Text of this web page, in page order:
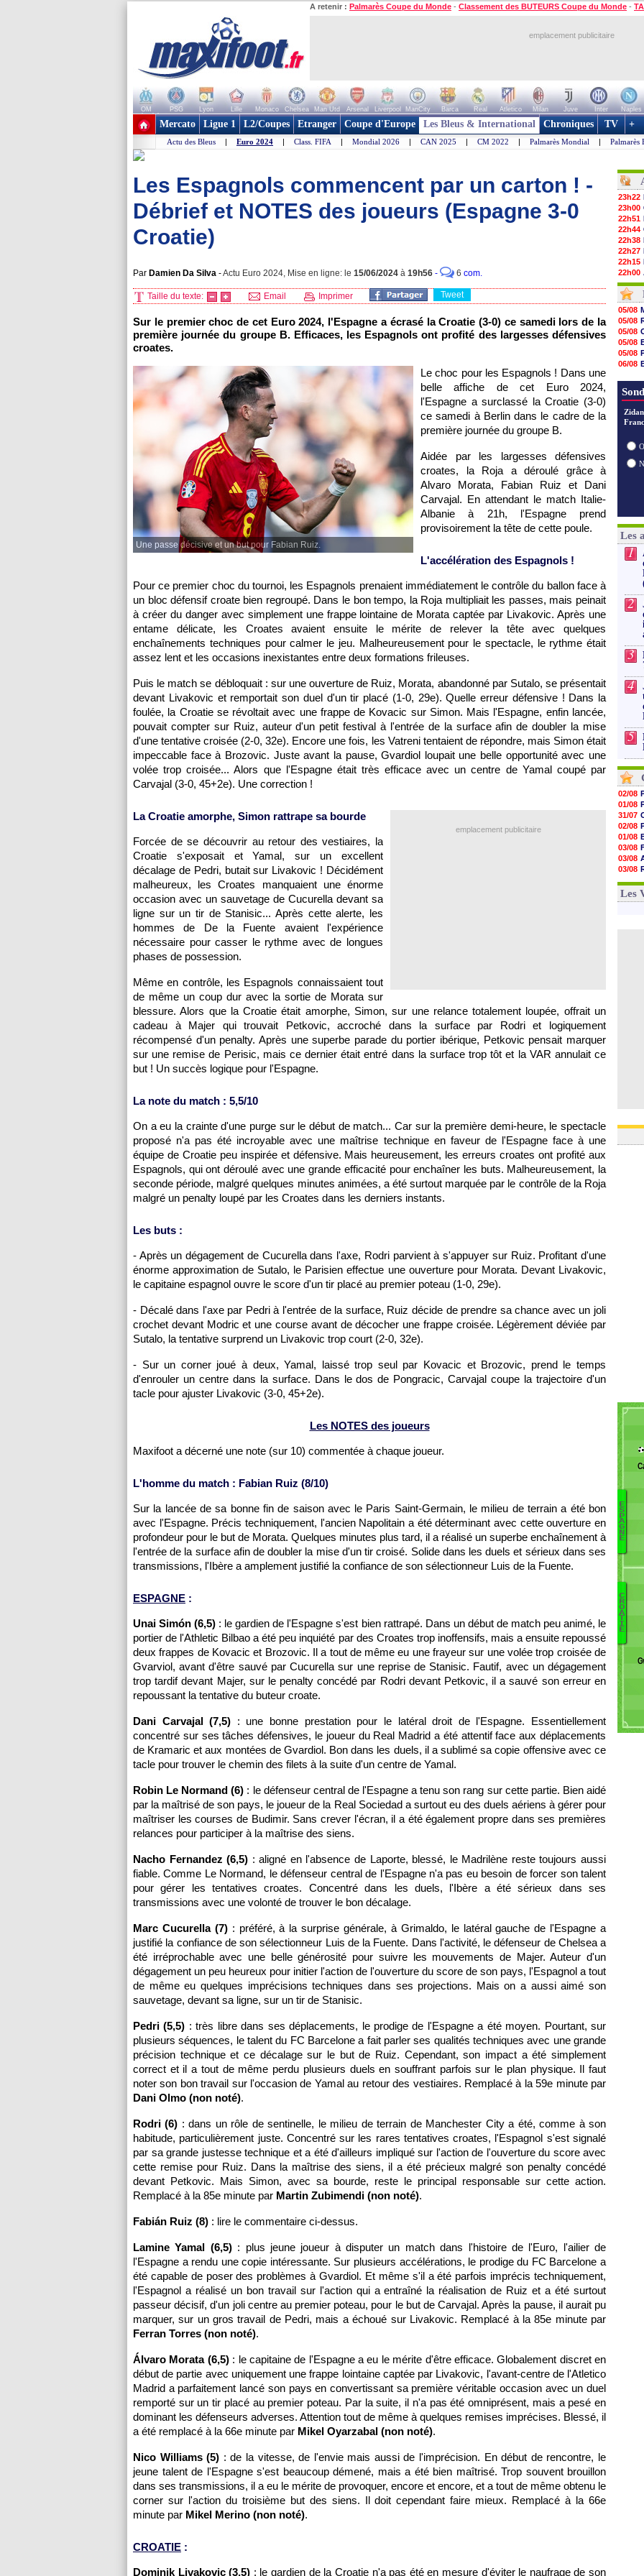
A retenir : Palmarès Coupe du Monde - Classement des BUTEURS Coupe du Monde -
emplacement publicitaire
OM PSG Lyon Lille Monaco Chelsea Man Utd Arsenal Liverpool ManCity Barca Real Atletico Milan Juve Inter Naples
+ de clubs
Mercato Ligue 1 L2/Coupes Etranger Coupe d'Europe Les Bleus & International Chroniques TV +
Actu des Bleus | Euro 2024 | Class. FIFA | Mondial 2026 | CAN 2025 | CM 2022 | Palmarès Mondial | Palmarès
Les Espagnols commencent par un carton ! -
Débrief et NOTES des joueurs (Espagne 3-0
Croatie)
Par Damien Da Silva -Actu Euro 2024, Mise en ligne: le 15/06/2024 à 19h56 - 6 com.
Taille du texte: Email Imprimer Tweet
Sur le premier choc de cet Euro 2024, l'Espagne a écrasé la Croatie (3-0) ce samedi lors de la
première journée du groupe B. Efficaces, les Espagnols ont profité des largesses défensives
croates.
Une passe décisive et un but pour Fabian Ruiz.
Le choc pour les Espagnols ! Dans une
belle affiche de cet Euro 2024,
l'Espagne a surclassé la Croatie (3-0)
ce samedi à Berlin dans le cadre de la
première journée du groupe B.
Aidée par les largesses défensives
croates, la Roja a déroulé grâce à
Alvaro Morata, Fabian Ruiz et Dani
Carvajal. En attendant le match Italie-
Albanie à 21h, l'Espagne prend
provisoirement la tête de cette poule.
L'accélération des Espagnols !
Pour ce premier choc du tournoi, les Espagnols prenaient immédiatement le contrôle du ballon face à
un bloc défensif croate bien regroupé. Dans le bon tempo, la Roja multipliait les passes, mais peinait
à créer du danger avec simplement une frappe lointaine de Morata captée par Livakovic. Après une
entame délicate, les Croates avaient ensuite le mérite de relever la tête avec quelques
enchaînements techniques pour calmer le jeu. Malheureusement pour le spectacle, le rythme était
assez lent et les occasions inexistantes entre deux formations frileuses.
Puis le match se débloquait : sur une ouverture de Ruiz, Morata, abandonné par Sutalo, se présentait
devant Livakovic et remportait son duel d'un tir placé (1-0, 29e). Quelle erreur défensive ! Dans la
foulée, la Croatie se révoltait avec une frappe de Kovacic sur Simon. Mais l'Espagne, enfin lancée,
pouvait compter sur Ruiz, auteur d'un petit festival à l'entrée de la surface afin de doubler la mise
d'une tentative croisée (2-0, 32e). Encore une fois, les Vatreni tentaient de répondre, mais Simon était
impeccable face à Brozovic. Juste avant la pause, Gvardiol loupait une belle opportunité avec une
volée trop croisée... Alors que l'Espagne était très efficace avec un centre de Yamal coupé par
Carvajal (3-0, 45+2e). Une correction !
emplacement publicitaire
La Croatie amorphe, Simon rattrape sa bourde
Forcée de se découvrir au retour des vestiaires, la
Croatie s'exposait et Yamal, sur un excellent
décalage de Pedri, butait sur Livakovic ! Décidément
malheureux, les Croates manquaient une énorme
occasion avec un sauvetage de Cucurella devant sa
ligne sur un tir de Stanisic... Après cette alerte, les
hommes de De la Fuente avaient l'expérience
nécessaire pour casser le rythme avec de longues
phases de possession.
Même en contrôle, les Espagnols connaissaient tout
de même un coup dur avec la sortie de Morata sur
blessure. Alors que la Croatie était amorphe, Simon, sur une relance totalement loupée, offrait un
cadeau à Majer qui trouvait Petkovic, accroché dans la surface par Rodri et logiquement
récompensé d'un penalty. Après une superbe parade du portier ibérique, Petkovic pensait marquer
sur une remise de Perisic, mais ce dernier était entré dans la surface trop tôt et la VAR annulait ce
but ! Un succès logique pour l'Espagne.
La note du match : 5,5/10
On a eu la crainte d'une purge sur le début de match... Car sur la première demi-heure, le spectacle
proposé n'a pas été incroyable avec une maîtrise technique en faveur de l'Espagne face à une
équipe de Croatie peu inspirée et défensive. Mais heureusement, les erreurs croates ont profité aux
Espagnols, qui ont déroulé avec une grande efficacité pour enchaîner les buts. Malheureusement, la
seconde période, malgré quelques minutes animées, a été surtout marquée par le contrôle de la Roja
malgré un penalty loupé par les Croates dans les derniers instants.
Les buts :
- Après un dégagement de Cucurella dans l'axe, Rodri parvient à s'appuyer sur Ruiz. Profitant d'une
énorme approximation de Sutalo, le Parisien effectue une ouverture pour Morata. Devant Livakovic,
le capitaine espagnol ouvre le score d'un tir placé au premier poteau (1-0, 29e).
- Décalé dans l'axe par Pedri à l'entrée de la surface, Ruiz décide de prendre sa chance avec un joli
crochet devant Modric et une course avant de décocher une frappe croisée. Légèrement déviée par
Sutalo, la tentative surprend un Livakovic trop court (2-0, 32e).
- Sur un corner joué à deux, Yamal, laissé trop seul par Kovacic et Brozovic, prend le temps
d'enrouler un centre dans la surface. Dans le dos de Pongracic, Carvajal coupe la trajectoire d'un
tacle pour ajuster Livakovic (3-0, 45+2e).
Les NOTES des joueurs
Maxifoot a décerné une note (sur 10) commentée à chaque joueur.
L'homme du match : Fabian Ruiz (8/10)
Sur la lancée de sa bonne fin de saison avec le Paris Saint-Germain, le milieu de terrain a été bon
avec l'Espagne. Précis techniquement, l'ancien Napolitain a été déterminant avec cette ouverture en
profondeur pour le but de Morata. Quelques minutes plus tard, il a réalisé un superbe enchaînement à
l'entrée de la surface afin de doubler la mise d'un tir croisé. Solide dans les duels et sérieux dans ses
transmissions, l'Ibère a amplement justifié la confiance de son sélectionneur Luis de la Fuente.
ESPAGNE :
Unai Simón (6,5) : le gardien de l'Espagne s'est bien rattrapé. Dans un début de match peu animé, le
portier de l'Athletic Bilbao a été peu inquiété par des Croates trop inoffensifs, mais a ensuite repoussé
deux frappes de Kovacic et Brozovic. Il a tout de même eu une frayeur sur une volée trop croisée de
Gvarviol, avant d'être sauvé par Cucurella sur une reprise de Stanisic. Fautif, avec un dégagement
trop tardif devant Majer, sur le penalty concédé par Rodri devant Petkovic, il a sauvé son erreur en
repoussant la tentative du buteur croate.
Dani Carvajal (7,5) : une bonne prestation pour le latéral droit de l'Espagne. Essentiellement
concentré sur ses tâches défensives, le joueur du Real Madrid a été attentif face aux déplacements
de Kramaric et aux montées de Gvardiol. Bon dans les duels, il a sublimé sa copie offensive avec ce
tacle pour trouver le chemin des filets à la suite d'un centre de Yamal.
Robin Le Normand (6) : le défenseur central de l'Espagne a tenu son rang sur cette partie. Bien aidé
par la maîtrisé de son pays, le joueur de la Real Sociedad a surtout eu des duels aériens à gérer pour
maîtriser les courses de Budimir. Sans crever l'écran, il a été également propre dans ses premières
relances pour participer à la maîtrise des siens.
Nacho Fernandez (6,5) : aligné en l'absence de Laporte, blessé, le Madrilène reste toujours aussi
fiable. Comme Le Normand, le défenseur central de l'Espagne n'a pas eu besoin de forcer son talent
pour gérer les tentatives croates. Concentré dans les duels, l'Ibère a été sérieux dans ses
transmissions avec une volonté de trouver le bon décalage.
Marc Cucurella (7): préféré, à la surprise générale, à Grimaldo, le latéral gauche de l'Espagne a
justifié la confiance de son sélectionneur Luis de la Fuente. Dans l'activité, le défenseur de Chelsea a
été irréprochable avec une belle générosité pour suivre les mouvements de Majer. Auteur d'un
dégagement un peu heureux pour initier l'action de l'ouverture du score de son pays, l'Espagnol a tout
de même eu quelques imprécisions techniques dans ses projections. Mais on a aussi aimé son
sauvetage, devant sa ligne, sur un tir de Stanisic.
Pedri (5,5) : très libre dans ses déplacements, le prodige de l'Espagne a été moyen. Pourtant, sur
plusieurs séquences, le talent du FC Barcelone a fait parler ses qualités techniques avec une grande
précision technique et ce décalage sur le but de Ruiz. Cependant, son impact a été simplement
correct et il a tout de même perdu plusieurs duels en souffrant parfois sur le plan physique. Il faut
noter son bon travail sur l'occasion de Yamal au retour des vestiaires. Remplacé à la 59e minute par
Dani Olmo (non noté).
Rodri (6) : dans un rôle de sentinelle, le milieu de terrain de Manchester City a été, comme à son
habitude, particulièrement juste. Concentré sur les rares tentatives croates, l'Espagnol s'est signalé
par sa grande justesse technique et a été d'ailleurs impliqué sur l'action de l'ouverture du score avec
cette remise pour Ruiz. Dans la maîtrise des siens, il a été précieux malgré son penalty concédé
devant Petkovic. Mais Simon, avec sa bourde, reste le principal responsable sur cette action.
Remplacé à la 85e minute par Martin Zubimendi (non noté).
Fabián Ruiz (8) : lire le commentaire ci-dessus.
Lamine Yamal (6,5): plus jeune joueur à disputer un match dans l'histoire de l'Euro, l'ailier de
l'Espagne a rendu une copie intéressante. Sur plusieurs accélérations, le prodige du FC Barcelone a
été capable de poser des problèmes à Gvardiol. Et même s'il a été parfois imprécis techniquement,
l'Espagnol a réalisé un bon travail sur l'action qui a entraîné la réalisation de Ruiz et a été surtout
passeur décisif, d'un joli centre au premier poteau, pour le but de Carvajal. Après la pause, il aurait pu
marquer, sur un gros travail de Pedri, mais a échoué sur Livakovic. Remplacé à la 85e minute par
Ferran Torres (non noté).
Álvaro Morata (6,5): le capitaine de l'Espagne a eu le mérite d'être efficace. Globalement discret en
début de partie avec uniquement une frappe lointaine captée par Livakovic, l'avant-centre de l'Atletico
Madrid a parfaitement lancé son pays en convertissant sa première véritable occasion avec un duel
remporté sur un tir placé au premier poteau. Par la suite, il n'a pas été omniprésent, mais a pesé en
dominant les défenseurs adverses. Attention tout de même à quelques remises imprécises. Blessé, il
a été remplacé à la 66e minute par Mikel Oyarzabal (non noté).
Nico Williams (5) : de la vitesse, de l'envie mais aussi de l'imprécision. En début de rencontre, le
jeune talent de l'Espagne s'est beaucoup démené, mais a été bien maîtrisé. Trop souvent brouillon
dans ses transmissions, il a eu le mérite de provoquer, encore et encore, et a tout de même obtenu le
corner sur l'action du troisième but des siens. Il doit cependant faire mieux. Remplacé à la 66e
minute par Mikel Merino (non noté).
CROATIE :
Dominik Livakovic (3,5) : le gardien de la Croatie n'a pas été en mesure d'éviter le naufrage de son
23h22
23h00
22h51
22h44
22h38
22h27
22h15
22h00
21h48
21h39
21h26
21h05
20h47
20h30
20h18
20h04
19h47
19h34
19h14
19h06
18h50
18h30
17h58
05/08
05/08
05/08
05/08
05/08
06/08
Les
1
2
3
4
5
02/08
01/08
31/07
02/08
01/08
03/08
03/08
03/08
31/07
Les
E
S
P
A
G
N
E
C
R
O
A
I
E